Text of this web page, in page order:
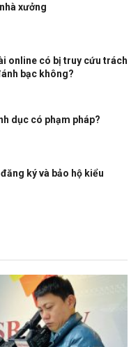
xưởng
online có bị truy cứu trách
bạc không?
dục có phạm pháp?
ký và bảo hộ kiểu